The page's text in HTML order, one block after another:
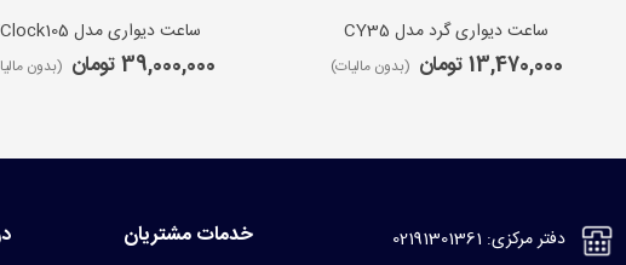
ساعت دیواری گرد مدل CY35
13,470,000 تومان (بدون مالیات)
ساعت دیواری مدل iClock105
39,000,000 تومان (بدون
دفتر مرکزی: 02191301361 خدمات مشتریان